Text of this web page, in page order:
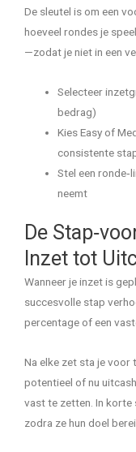
De sleutel is om een
hoeveel rondes je
—zodat je niet in een
Selecteer
bedrag)
Kies Easy of
consistente
Stel een
neemt
De
Inzet tot
Wanneer je inzet is
succesvolle stap
percentage of een
Na elke zet sta je voor
potentieel of nu
vast te zetten. In korte
zodra ze hun doel